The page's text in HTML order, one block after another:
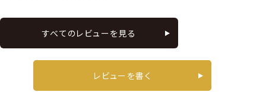
すべてのレビューを見る
レビューを書く